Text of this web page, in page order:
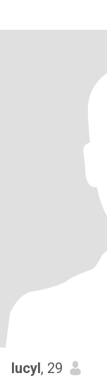
lucyl, 29